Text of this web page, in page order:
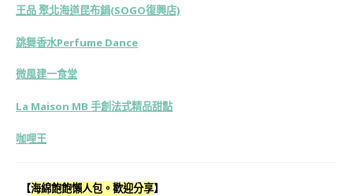
王品 聚北海道昆布鍋(SOGO復興店)
跳舞香水Perfume Dance
微風建一食堂
La Maison MB 手創法式精品甜點
咖哩王
【海綿飽飽懶人包。歡迎分享】